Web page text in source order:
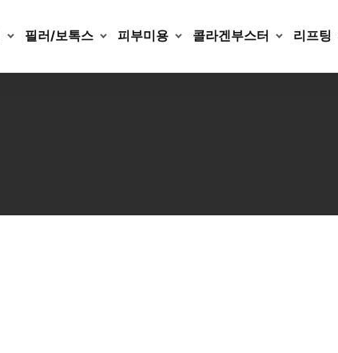
필러/보톡스 피부미용 콜라겐부스터 리프팅